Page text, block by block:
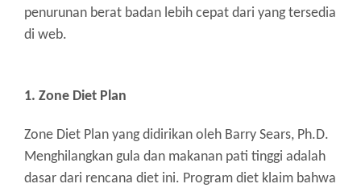
penurunan berat badan lebih cepat dari yang tersedia
di web.
1. Zone Diet Plan
Zone Diet Plan yang didirikan oleh Barry Sears, Ph.D.
Menghilangkan gula dan makanan pati tinggi adalah
dasar dari rencana diet ini. Program diet klaim bahwa